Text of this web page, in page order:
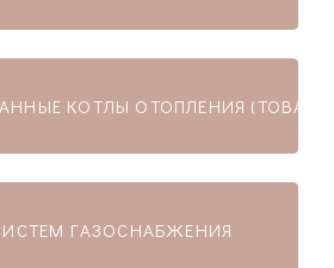
КОТЛЫ ОТОПЛЕНИЯ
ГАЗОСНАБЖЕНИЯ